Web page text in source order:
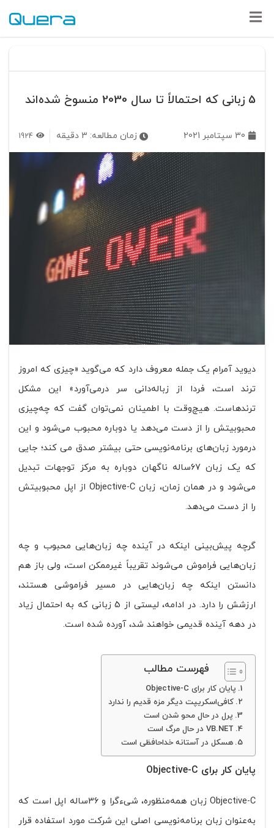
5 زبانی که احتمالاً تا سال 2030 منسوخ شده‌اند
30 سپتامبر 2021 زمان مطالعه: 3 دقیقه 1924
دیوید آمرام یک جمله معروف دارد که می‌گوید «چیزی که امروز
ترند است، فردا از زباله‌دانی سر درمی‌آورد» این مشکل
ترند‌هاست. هیچ‌وقت با اطمینان نمی‌توان گفت که چه‌چیزی
محبوبیتش را از دست می‌دهد یا دوباره محبوب می‌شود و این
در‌مورد زبان‌های برنامه‌نویسی حتی بیشتر صدق می کند؛ جایی
که یک زبان 67‌ساله ناگهان دوباره به مرکز توجهات تبدیل
می‌شود و در همان زمان، زبان Objective-C از اپل محبوبیتش
را از دست می‌دهد.
گر‌چه پیش‌بینی اینکه در آینده چه زبان‌هایی محبوب و چه
زبان‌هایی فراموش می‌شوند تقریباً غیرممکن است، ولی باز هم
دانستن اینکه چه زبان‌هایی در مسیر فراموشی هستند،
ارزشش را دارد. در ادامه، لیستی از 5 زبانی که به احتمال زیاد
در دهه آینده قدیمی خواهند شد، آورده شده است.
فهرست مطالب
پایان کار برای Objective-C
کافی‌اسکریپت دیگر مزه قدیم را ندارد
پرل در حال محو شدن است
VB.NET در حال مرگ است
هسکل در آستانه خداحافظی است
پایان کار برای Objective-C
Objective-C زبان همه‌منظوره، شی‌ءگرا و 36‌ساله اپل است که
به‌عنوان زبان برنامه‌نویسی اصلی این شرکت مورد استفاده قرار